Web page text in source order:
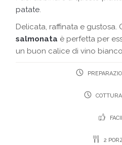
patate.
Delicata, raffinata e gustosa.
salmonata è perfetta per
un buon calice di vino
2